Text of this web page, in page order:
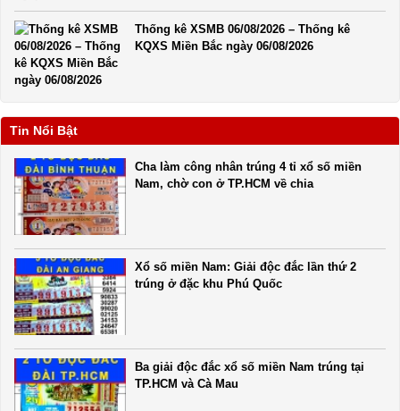
Thống kê XSMB 06/08/2026 – Thống kê
KQXS Miền Bắc ngày 06/08/2026
Tin Nổi Bật
Cha làm công nhân trúng 4 tỉ xổ số miền
Nam, chờ con ở TP.HCM về chia
Xổ số miền Nam: Giải độc đắc lần thứ 2
trúng ở đặc khu Phú Quốc
Ba giải độc đắc xổ số miền Nam trúng tại
TP.HCM và Cà Mau